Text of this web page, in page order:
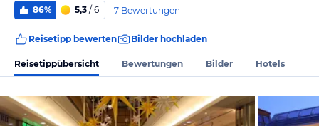
86% 5,3 / 6 7 Bewertungen
Reisetipp bewerten Bilder hochladen
Reisetippübersicht Bewertungen Bilder Hotels